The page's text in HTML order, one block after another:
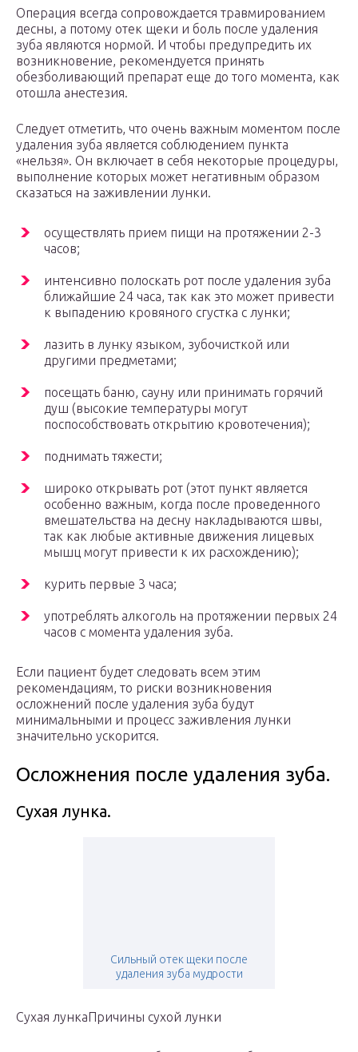
Операция всегда сопровождается травмированием
десны, а потому отек щеки и боль после удаления
зуба являются нормой. И чтобы предупредить их
возникновение, рекомендуется принять
обезболивающий препарат еще до того момента, как
отошла анестезия.
Следует отметить, что очень важным моментом после
удаления зуба является соблюдением пункта
«нельзя». Он включает в себя некоторые процедуры,
выполнение которых может негативным образом
сказаться на заживлении лунки.
осуществлять прием пищи на протяжении 2-3
часов;
интенсивно полоскать рот после удаления зуба
ближайшие 24 часа, так как это может привести
к выпадению кровяного сгустка с лунки;
лазить в лунку языком, зубочисткой или
другими предметами;
посещать баню, сауну или принимать горячий
душ (высокие температуры могут
поспособствовать открытию кровотечения);
поднимать тяжести;
широко открывать рот (этот пункт является
особенно важным, когда после проведенного
вмешательства на десну накладываются швы,
так как любые активные движения лицевых
мышц могут привести к их расхождению);
курить первые 3 часа;
употреблять алкоголь на протяжении первых 24
часов с момента удаления зуба.
Если пациент будет следовать всем этим
рекомендациям, то риски возникновения
осложнений после удаления зуба будут
минимальными и процесс заживления лунки
значительно ускорится.
Осложнения после удаления зуба.
Сухая лунка.
Сильный отек щеки после
удаления зуба мудрости
Сухая лункаПричины сухой лунки